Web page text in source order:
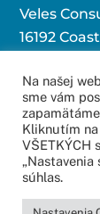
Veles
16192
© 2016 – 2022
Na našej
sme vám
Kliknutím na
VŠETKÝCH
súhlas.